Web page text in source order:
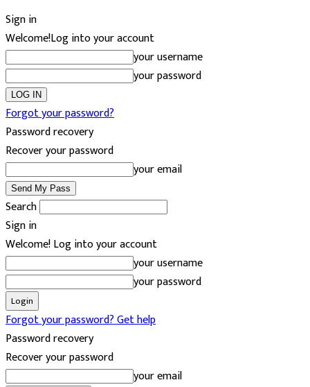
Sign in
Welcome!Log into your account
your username
your password
Forgot your password?
Password recovery
Recover your password
your email
Search
Sign in
Welcome! Log into your account
your username
your password
Forgot your password? Get help
Password recovery
Recover your password
your email